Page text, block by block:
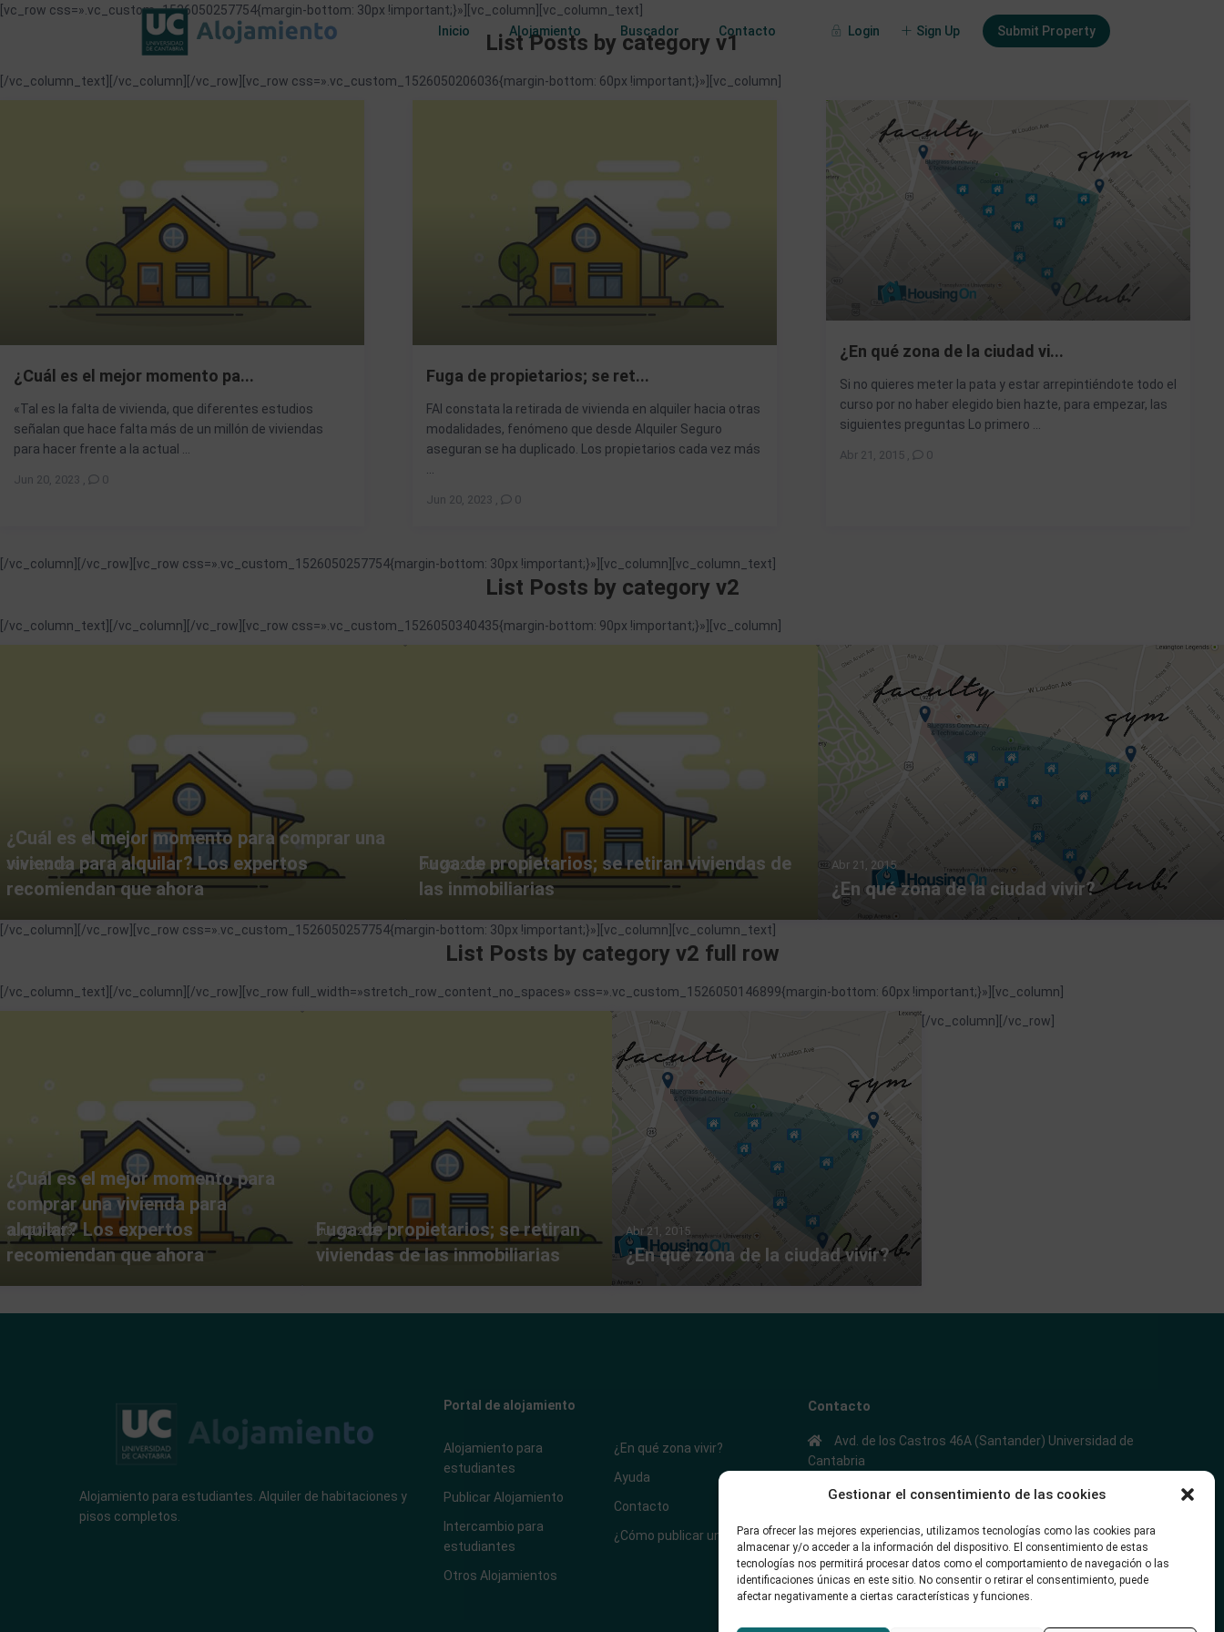
Gestionar el consentimiento de las cookies
Para ofrecer las mejores experiencias, utilizamos tecnologías como las cookies para
almacenar y/o acceder a la información del dispositivo. El consentimiento de estas
tecnologías nos permitirá procesar datos como el comportamiento de navegación o las
identificaciones únicas en este sitio. No consentir o retirar el consentimiento, puede
afectar negativamente a ciertas características y funciones.
Login Sign Up Submit Property
Inicio Alojamiento Buscador Contacto
[vc_row css=».vc_custom_1526050257754{margin-bottom: 30px !important;}»][vc_column][vc_column_text]
List Posts by category v1
[/vc_column_text][/vc_column][/vc_row][vc_row css=».vc_custom_1526050206036{margin-bottom: 60px !important;}»][vc_column]
¿Cuál es el mejor momento pa...
«Tal es la falta de vivienda, que diferentes estudios
señalan que hace falta más de un millón de viviendas
para hacer frente a la actual ...
Jun 20, 2023 0
Fuga de propietarios; se ret...
FAI constata la retirada de vivienda en alquiler hacia otras
modalidades, fenómeno que desde Alquiler Seguro
aseguran se ha duplicado. Los propietarios cada vez más
Jun 20, 2023 , 0
¿En qué zona de la ciudad vi...
Si no quieres meter la pata y estar arrepintiéndote todo el
curso por no haber elegido bien hazte, para empezar, las
siguientes preguntas Lo primero ...
Abr 21, 2015, 0
[/vc_column][/vc_row][vc_row css=».vc_custom_1526050257754{margin-bottom: 30px !important;}»][vc_column][vc_column_text]
List Posts by category v2
[/vc_column_text][/vc_column][/vc_row][vc_row css=».vc_custom_1526050340435{margin-bottom: 90px !important;}»][vc_column]
Jun 20, 2023
¿Cuál es el mejor momento para comprar una
vivienda para alquilar? Los expertos
recomiendan que ahora
Jun 20, 2023
Fuga de propietarios; se retiran viviendas de
las inmobiliarias
Abr 21, 2015
¿En qué zona de la ciudad vivir?
[/vc_column][/vc_row][vc_row css=».vc_custom_1526050257754{margin-bottom: 30px !important;}»][vc_column][vc_column_text]
List Posts by category v2 full row
[/vc_column_text][/vc_column][/vc_row][vc_row full_width=»stretch_row_content_no_spaces» css=».vc_custom_1526050146899{margin-bottom: 60px !important;}»][vc_column]
Jun 20, 2023
¿Cuál es el mejor momento para
comprar una vivienda para
alquilar? Los expertos
recomiendan que ahora
Jun 20, 2023
Fuga de propietarios; se retiran
viviendas de las inmobiliarias
Abr 21, 2015
¿En qué zona de la ciudad vivir?
[/vc_column][/vc_row]
Alojamiento para estudiantes. Alquiler de habitaciones y
pisos completos.
Portal de alojamiento
Alojamiento para
estudiantes
Publicar Alojamiento
Intercambio para
estudiantes
Otros Alojamientos
¿En qué zona vivir?
Ayuda
Contacto
¿Cómo publicar un anuncio?
Contacto
Avd. de los Castros 46A (Santander) Universidad de
Cantabria
+34942035704